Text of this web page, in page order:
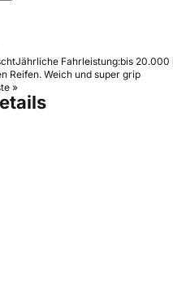
Jährliche Fahrleistung:bis 20.000
Reifen. Weich und super grip
»